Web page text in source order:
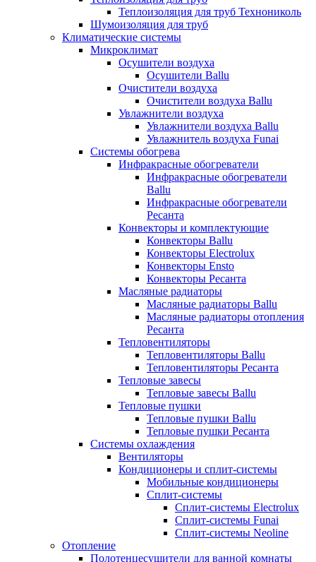
Теплоизоляция для труб Технониколь
Шумоизоляция для труб
Климатические системы
Микроклимат
Осушители воздуха
Осушители Ballu
Очистители воздуха
Очистители воздуха Ballu
Увлажнители воздуха
Увлажнители воздуха Ballu
Увлажнитель воздуха Funai
Системы обогрева
Инфракрасные обогреватели
Инфракрасные обогреватели
Ballu
Инфракрасные обогреватели
Ресанта
Конвекторы и комплектующие
Конвекторы Ballu
Конвекторы Electrolux
Конвекторы Ensto
Конвекторы Ресанта
Масляные радиаторы
Масляные радиаторы Ballu
Масляные радиаторы отопления
Ресанта
Тепловентиляторы
Тепловентиляторы Ballu
Тепловентиляторы Ресанта
Тепловые завесы
Тепловые завесы Ballu
Тепловые пушки
Тепловые пушки Ballu
Тепловые пушки Ресанта
Системы охлаждения
Вентиляторы
Кондиционеры и сплит-системы
Мобильные кондиционеры
Сплит-системы
Сплит-системы Electrolux
Сплит-системы Funai
Сплит-системы Neoline
Отопление
Полотенцесушители для ванной комнаты